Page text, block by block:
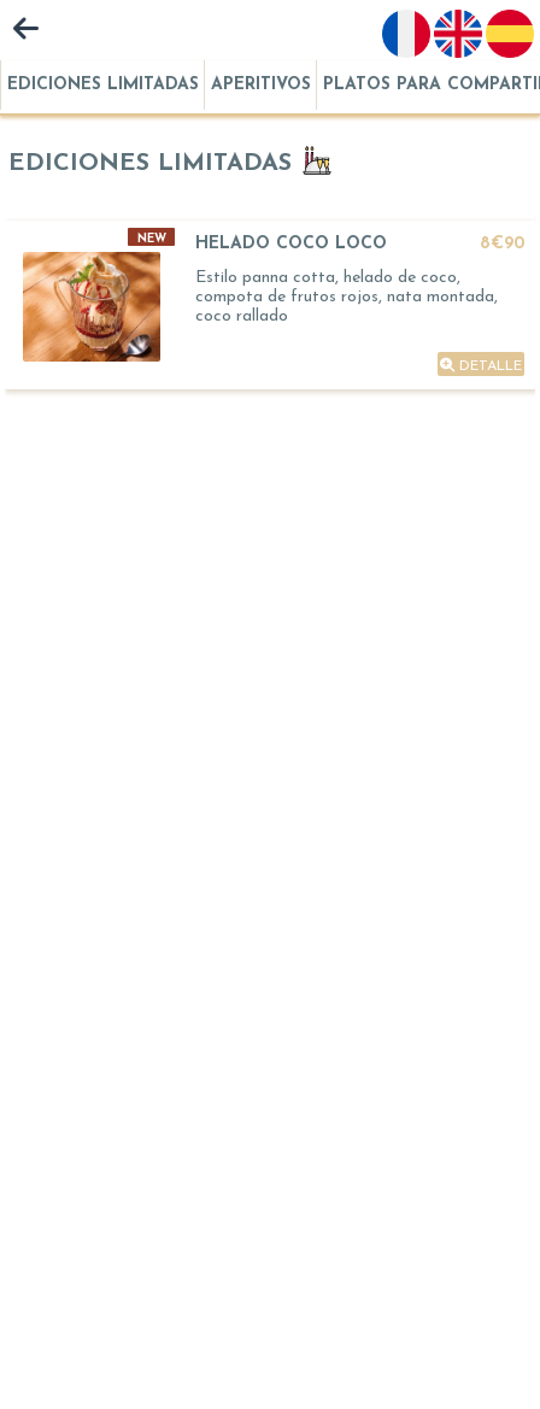
EDICIONES LIMITADAS APERITIVOS PLATOS PARA
EDICIONES LIMITADAS
NEW HELADO COCO LOCO
8€90
Estilo panna cotta, helado de coco,
compota de frutos rojos, nata montada,
coco rallado
DETALLE